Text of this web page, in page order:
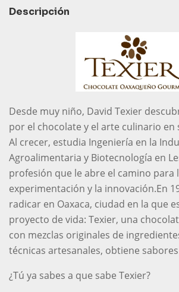
Descripción
Desde muy niño, David Texier
por el chocolate y el arte culinario en
Al crecer, estudia Ingeniería en la
Agroalimentaria y Biotecnología en
profesión que le abre el camino para
experimentación y la innovación.En
radicar en Oaxaca, ciudad en la que
proyecto de vida: Texier, una
con mezclas originales de
técnicas artesanales, obtiene
¿Tú ya sabes a que sabe Texier?